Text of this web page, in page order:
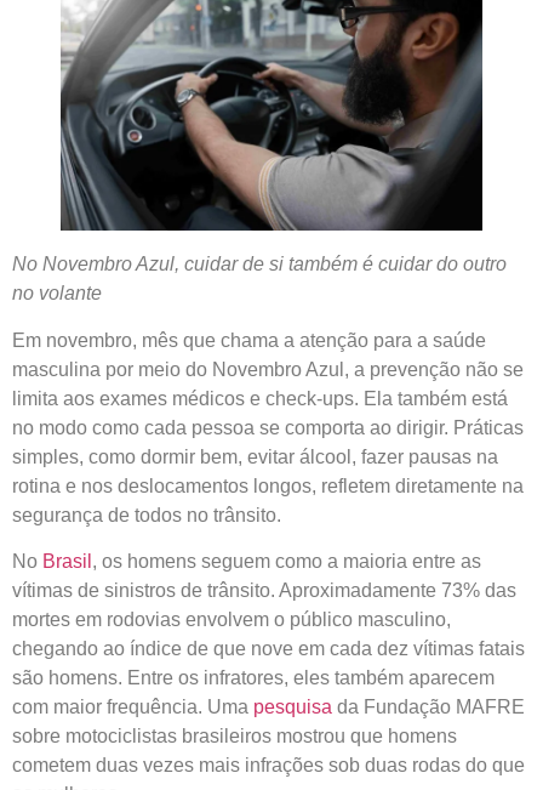
No Novembro Azul, cuidar de si também é cuidar do outro
no volante
Em novembro, mês que chama a atenção para a saúde
masculina por meio do Novembro Azul, a prevenção não se
limita aos exames médicos e check-ups. Ela também está
no modo como cada pessoa se comporta ao dirigir. Práticas
simples, como dormir bem, evitar álcool, fazer pausas na
rotina e nos deslocamentos longos, refletem diretamente na
segurança de todos no trânsito.
No Brasil , os homens seguem como a maioria entre as
vítimas de sinistros de trânsito. Aproximadamente 73% das
mortes em rodovias envolvem o público masculino,
chegando ao índice de que nove em cada dez vítimas fatais
são homens. Entre os infratores, eles também aparecem
com maior frequência. Uma pesquisa da Fundação MAFRE
sobre motociclistas brasileiros mostrou que homens
cometem duas vezes mais infrações sob duas rodas do que